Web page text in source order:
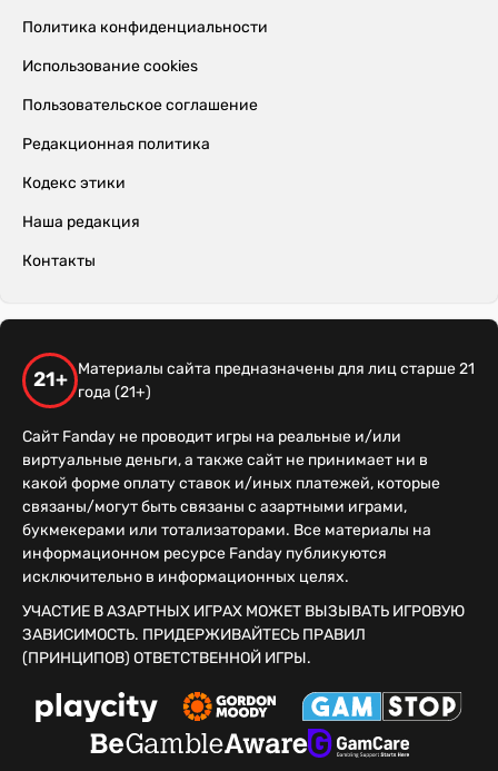
Политика конфиденциальности
Использование cookies
Пользовательское соглашение
Редакционная политика
Кодекс этики
Наша редакция
Контакты
21+
Материалы сайта предназначены для лиц старше 21
года (21+)
Сайт Fanday не проводит игры на реальные и/или
виртуальные деньги, а также сайт не принимает ни в
какой форме оплату ставок и/иных платежей, которые
связаны/могут быть связаны с азартными играми,
букмекерами или тотализаторами. Все материалы на
информационном ресурсе Fanday публикуются
исключительно в информационных целях.
УЧАСТИЕ В АЗАРТНЫХ ИГРАХ МОЖЕТ ВЫЗЫВАТЬ ИГРОВУЮ
ЗАВИСИМОСТЬ. ПРИДЕРЖИВАЙТЕСЬ ПРАВИЛ
(ПРИНЦИПОВ) ОТВЕТСТВЕННОЙ ИГРЫ.